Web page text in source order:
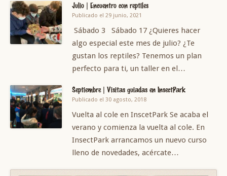
Julio | Encuentro con reptiles
Publicado el 29 junio, 2021
Sábado 3 Sábado 17 ¿Quieres hacer
algo especial este mes de julio? ¿Te
gustan los reptiles? Tenemos un plan
perfecto para ti, un taller en el…
Septiembre | Visitas guiadas en InsectPark
Publicado el 30 agosto, 2018
Vuelta al cole en InscetPark Se acaba el
verano y comienza la vuelta al cole. En
InsectPark arrancamos un nuevo curso
lleno de novedades, acércate…